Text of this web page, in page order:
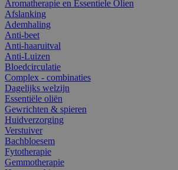
Aromatherapie en Essentiele Olien
Afslanking
Ademhaling
Anti-beet
Anti-haaruitval
Anti-Luizen
Bloedcirculatie
Complex - combinaties
Dagelijks welzijn
Essentiële oliën
Gewrichten & spieren
Huidverzorging
Verstuiver
Bachbloesem
Fytotherapie
Gemmotherapie